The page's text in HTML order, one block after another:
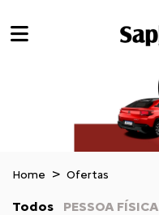
Home Ofertas
Todos PESSOA FÍSICA